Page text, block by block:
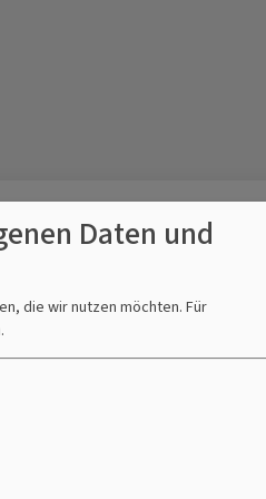
Daten und
die wir nutzen möchten. Für